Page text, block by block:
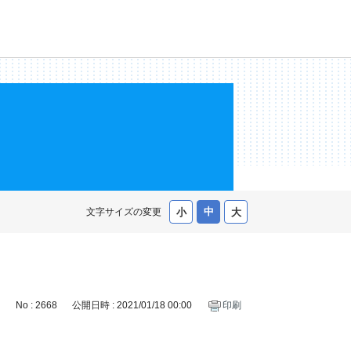
文字サイズの変更
No : 2668 公開日時 : 2021/01/18 00:00 印刷